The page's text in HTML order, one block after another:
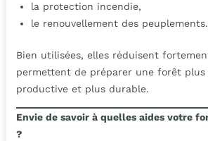
la protection incendie,
le renouvellement des peuplements.
Bien utilisées, elles réduisent
permettent de préparer une forêt
productive et plus durable.
Envie de savoir à quelles aides votre
?